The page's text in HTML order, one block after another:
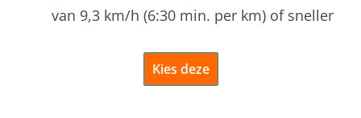
van 9,3 km/h (6:30 min. per km) of sneller
Kies deze